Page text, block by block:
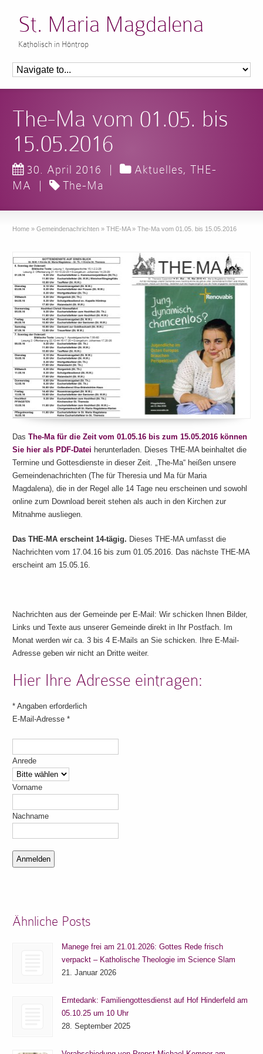
St. Maria Magdalena
Katholisch in Höntrop
The-Ma vom 01.05. bis
15.05.2016
30. April 2016 | Aktuelles,THE-
MA
| The-Ma
Home » Gemeindenachrichten » THE-MA » The-Ma vom 01.05. bis 15.05.2016
Das The-Ma für die Zeit vom 01.05.16 bis zum 15.05.2016 können
Sie hier als PDF-Datei herunterladen. Dieses THE-MA beinhaltet die
Termine und Gottesdienste in dieser Zeit. „The-Ma“ heißen unsere
Gemeindenachrichten (The für Theresia und Ma für Maria
Magdalena), die in der Regel alle 14 Tage neu erscheinen und sowohl
online zum Download bereit stehen als auch in den Kirchen zur
Mitnahme ausliegen.
Das THE-MA erscheint 14-tägig. Dieses THE-MA umfasst die
Nachrichten vom 17.04.16 bis zum 01.05.2016. Das nächste THE-MA
erscheint am 15.05.16.
Nachrichten aus der Gemeinde per E-Mail: Wir schicken Ihnen Bilder,
Links und Texte aus unserer Gemeinde direkt in Ihr Postfach. Im
Monat werden wir ca. 3 bis 4 E-Mails an Sie schicken. Ihre E-Mail-
Adresse geben wir nicht an Dritte weiter.
Hier Ihre Adresse eintragen:
* Angaben erforderlich
E-Mail-Adresse*
Anrede
Vorname
Nachname
Ähnliche Posts
Manege frei am 21.01.2026: Gottes Rede frisch
verpackt – Katholische Theologie im Science Slam
21. Januar 2026
Erntedank: Familiengottesdienst auf Hof Hinderfeld am
05.10.25 um 10 Uhr
28. September 2025